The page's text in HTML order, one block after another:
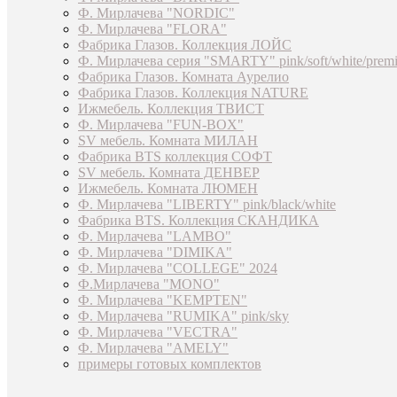
Ф. Мирлачева "NORDIC"
Ф. Мирлачева "FLORA"
Фабрика Глазов. Коллекция ЛОЙС
Ф. Мирлачева серия "SMARTY" pink/soft/white/
Фабрика Глазов. Комната Аурелио
Фабрика Глазов. Коллекция NATURE
Ижмебель. Коллекция ТВИСТ
Ф. Мирлачева "FUN-BOX"
SV мебель. Комната МИЛАН
Фабрика BTS коллекция СОФТ
SV мебель. Комната ДЕНВЕР
Ижмебель. Комната ЛЮМЕН
Ф. Мирлачева "LIBERTY" pink/black/white
Фабрика BTS. Коллекция СКАНДИКА
Ф. Мирлачева "LAMBO"
Ф. Мирлачева "DIMIKA"
Ф. Мирлачева "COLLEGE" 2024
Ф.Мирлачева "MONO"
Ф. Мирлачева "KEMPTEN"
Ф. Мирлачева "RUMIKA" pink/sky
Ф. Мирлачева "VECTRA"
Ф. Мирлачева "AMELY"
примеры готовых комплектов